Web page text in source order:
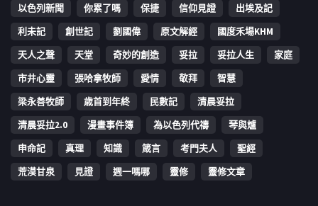
以色列新聞
你累了嗎 保捷 信仰見證
出埃及記
利未記
創世記 劉國偉 原文解經
國度禾場KHM
天人之聲
天堂 奇妙的創造 妥拉 妥拉人生
家庭
市井心靈
張哈拿牧師 愛情 敬拜
智慧
梁永善牧師
歳首到年終 民數記
清晨妥拉
清晨妥拉2.0
漫畫事件簿 為以色列代禱
琴與爐
申命記
真理 知識 箴言 考門夫人
聖經
荒漠甘泉
見證 週一嗎哪 靈修 靈修文章